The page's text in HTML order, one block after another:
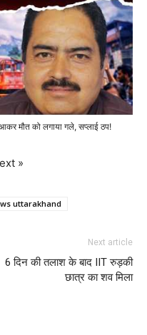
मौत को लगाया गले, सप्लाई ठप!
»
uttarakhand
Next article
6 दिन की तलाश के बाद IIT रुड़की
छात्र का शव मिला